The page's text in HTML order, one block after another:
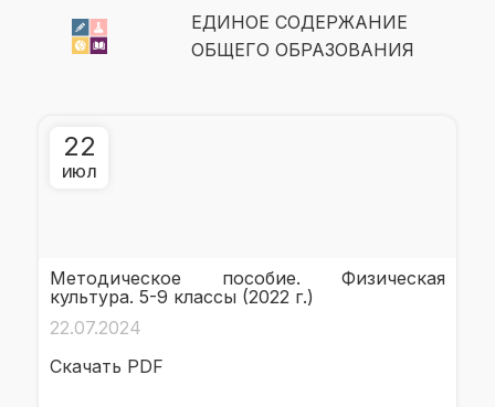
ЕДИНОЕ СОДЕРЖАНИЕ
ОБЩЕГО ОБРАЗОВАНИЯ
22
ИЮЛ
Методическое пособие. Физическая
культура. 5-9 классы (2022 г.)
22.07.2024
Скачать PDF